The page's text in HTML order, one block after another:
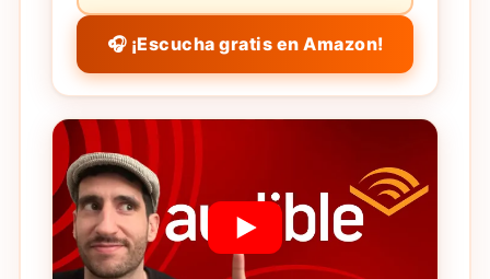
🎧 ¡Escucha gratis en Amazon!